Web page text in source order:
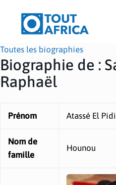
Toutes les biographies
Biographie de :
Raphaël
Prénom Atassé El
Nom de
famille
Hounou